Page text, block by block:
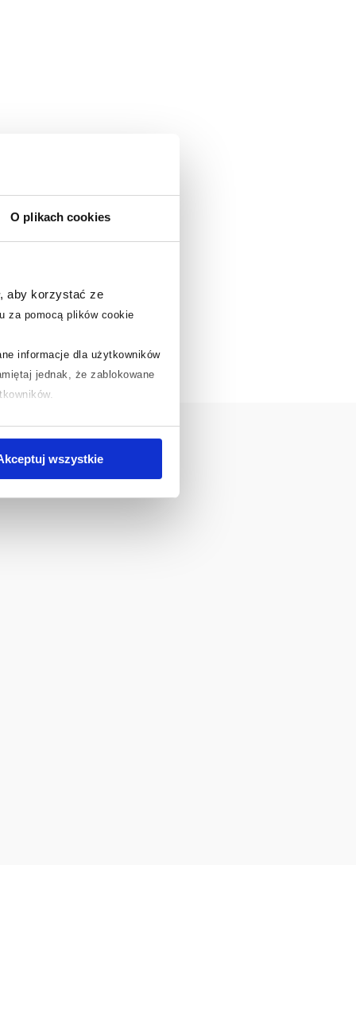
O plikach cookies
, aby korzystać ze
za pomocą plików cookie
informacje dla użytkowników
jednak, że zablokowane
wszystkie